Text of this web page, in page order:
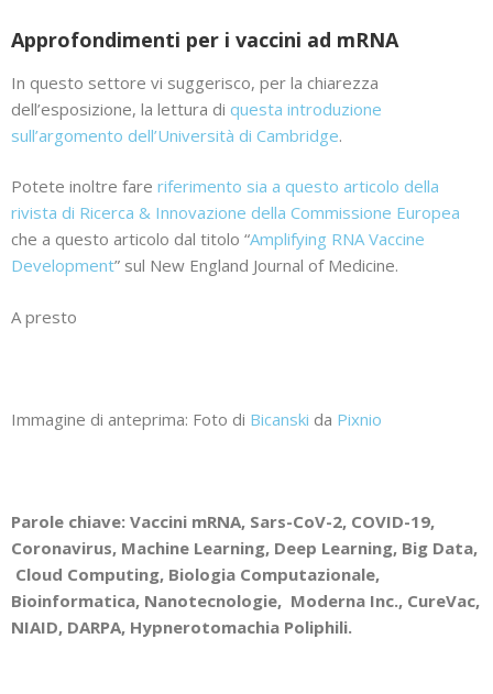
Approfondimenti per i vaccini ad mRNA
In questo settore vi suggerisco, per la chiarezza
dell’esposizione, la lettura di questa introduzione
sull’argomento dell’Università di Cambridge.
Potete inoltre fare riferimento sia a questo articolo della
rivista di Ricerca & Innovazione della Commissione Europea
che a questo articolo dal titolo “Amplifying RNA Vaccine
Development” sul New England Journal of Medicine.
A presto
Immagine di anteprima: Foto di Bicanski da Pixnio
Parole chiave: Vaccini mRNA, Sars-CoV-2, COVID-19,
Coronavirus, Machine Learning, Deep Learning, Big Data,
Cloud Computing, Biologia Computazionale,
Bioinformatica, Nanotecnologie, Moderna Inc., CureVac,
NIAID, DARPA, Hypnerotomachia Poliphili.